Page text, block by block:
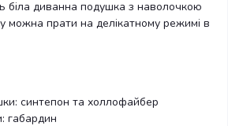
біла диванна подушка з наволочкою
прати на делікатному режимі в
синтепон та холлофайбер
габардин